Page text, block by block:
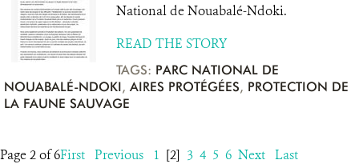
National de Nouabalé-Ndoki.
READ THE STORY
TAGS: PARC NATIONAL DE
NOUABALÉ-NDOKI, AIRES PROTÉGÉES, PROTECTION DE
LA FAUNE SAUVAGE
Page 2 of 6First Previous 1 [2] 3 4 5 6 Next Last